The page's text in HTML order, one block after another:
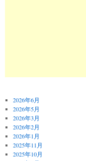
2026年6月
2026年5月
2026年3月
2026年2月
2026年1月
2025年11月
2025年10月